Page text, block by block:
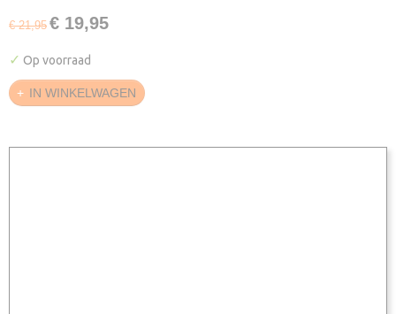
€ 21,95 € 19,95
✓ Op voorraad
IN WINKELWAGEN